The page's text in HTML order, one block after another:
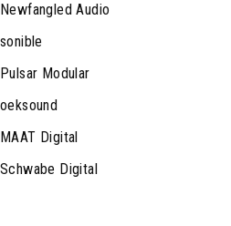
Newfangled Audio
sonible
Pulsar Modular
oeksound
MAAT Digital
Schwabe Digital